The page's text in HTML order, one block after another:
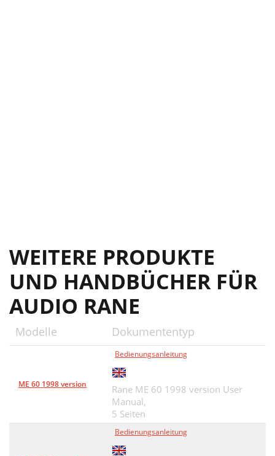
WEITERE PRODUKTE
UND HANDBÜCHER FÜR
AUDIO RANE
Modelle Dokumententyp
ME 60 1998 version
Bedienungsanleitung
Rane ME 60 1998 version User
Manual,
5 Seiten
Bedienungsanleitung